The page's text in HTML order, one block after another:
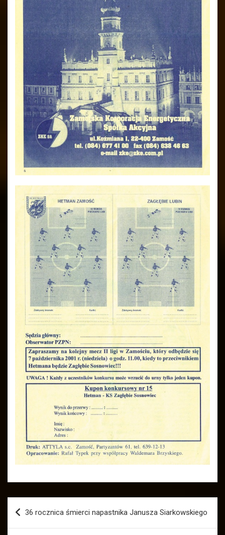
Nawigacja
wpisu
36 rocznica śmierci napastnika Janusza Siarkowskiego